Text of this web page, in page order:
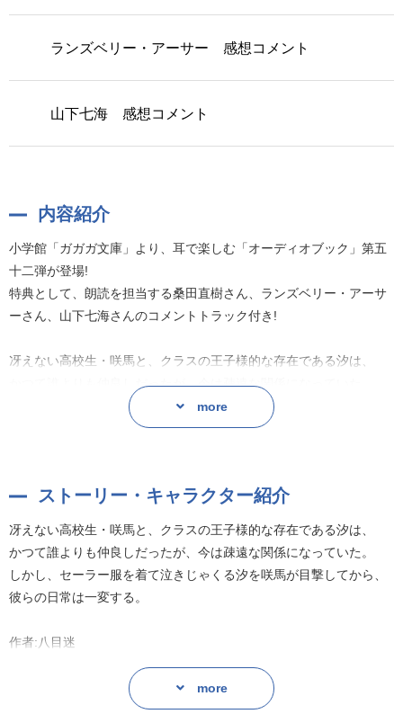
ランズベリー・アーサー 感想コメント
山下七海 感想コメント
内容紹介
小学館「ガガガ文庫」より、耳で楽しむ「オーディオブック」第五
十二弾が登場!
特典として、朗読を担当する桑田直樹さん、ランズベリー・アーサ
ーさん、山下七海さんのコメントトラック付き!
冴えない高校生・咲馬と、クラスの王子様的な存在である汐は、
かつて誰よりも仲良しだったが、今は疎遠な関係になっていた。
しかし、セーラー服を着て泣きじゃくる汐を咲馬が目撃してから、
彼らの日常は一変する。
more
ストーリー・キャラクター紹介
冴えない高校生・咲馬と、クラスの王子様的な存在である汐は、
かつて誰よりも仲良しだったが、今は疎遠な関係になっていた。
しかし、セーラー服を着て泣きじゃくる汐を咲馬が目撃してから、
彼らの日常は一変する。
作者:八目迷
more